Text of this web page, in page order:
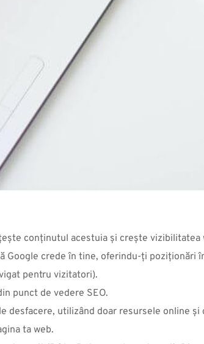
conținutul acestuia și crește
Google crede în tine, oferindu-ți poziționări
pentru vizitatori).
punct de vedere SEO.
desfacere, utilizând doar resursele online
ta web.